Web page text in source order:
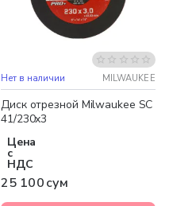
Нет в наличии MILWAUKEE
Диск отрезной Milwaukee SC
41/230x3
Цена
с
НДС
25 100 сум